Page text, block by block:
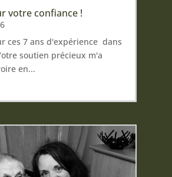
votre confiance !
ces 7 ans d'expérience dans
soutien précieux m'a
en...